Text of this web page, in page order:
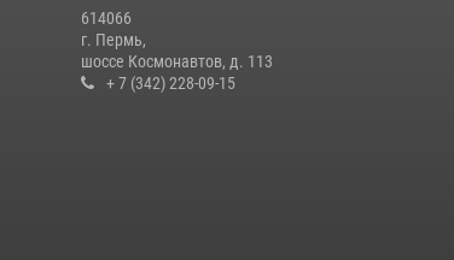
614066
г. Пермь,
шоссе Космонавтов, д. 113
+ 7 (342) 228-09-15